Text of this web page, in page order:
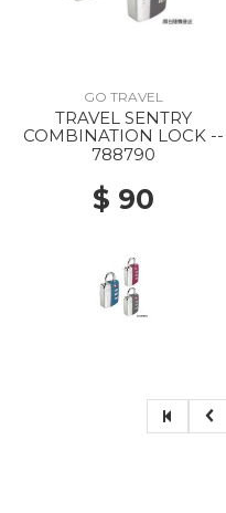
GO TRAVEL
TRAVEL SENTRY
COMBINATION LOCK --
788790
$ 90